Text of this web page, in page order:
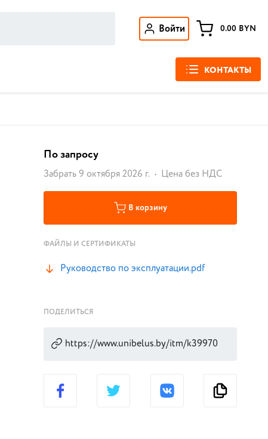
Войти 0.00 BYN
КОНТАКТЫ
По запросу
Забрать 9 октября 2026 г. Цена без НДС
В корзину
ФАЙЛЫ И СЕРТИФИКАТЫ
Руководство по эксплуатации.pdf
ПОДЕЛИТЬСЯ